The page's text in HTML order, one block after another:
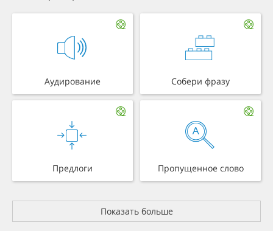
Аудирование Собери фразу
Предлоги Пропущенное слово
Показать больше